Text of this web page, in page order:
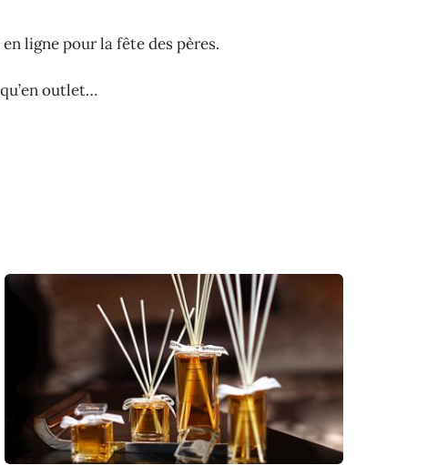
ligne pour la fête des pères.
outlet…